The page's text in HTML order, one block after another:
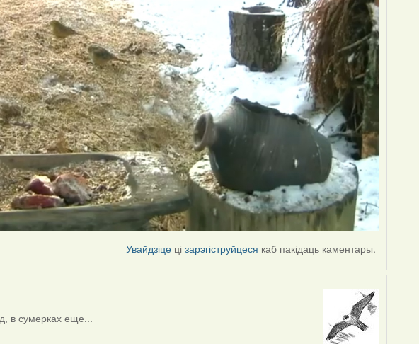
Увайдзіце цізарэгіструйцеся каб пакідаць каментары.
в сумерках еще...